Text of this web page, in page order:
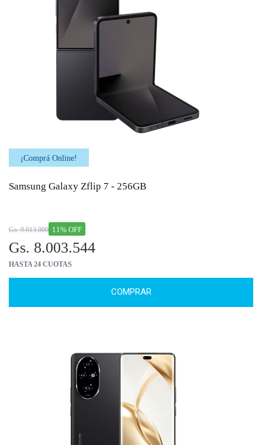
¡Comprá Online!
Samsung Galaxy Zflip 7 - 256GB
11% OFF
Gs. 9.013.000
Gs. 8.003.544
HASTA 24 CUOTAS
COMPRAR